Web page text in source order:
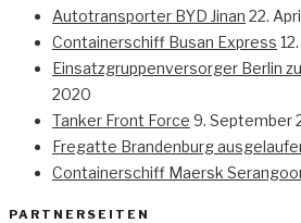
Autotransporter BYD Jinan 22.
Containerschiff Busan Express
Einsatzgruppenversorger Berlin
2020
Tanker Front Force 9. September
Fregatte Brandenburg
Containerschiff Maersk
PARTNERSEITEN